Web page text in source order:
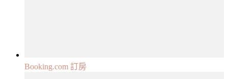
Booking.com 訂房